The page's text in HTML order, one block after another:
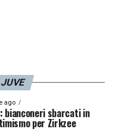
ago
bianconeri sbarcati in
per Zirkzee